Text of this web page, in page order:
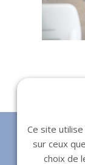
Ce site
sur ceux
choix de